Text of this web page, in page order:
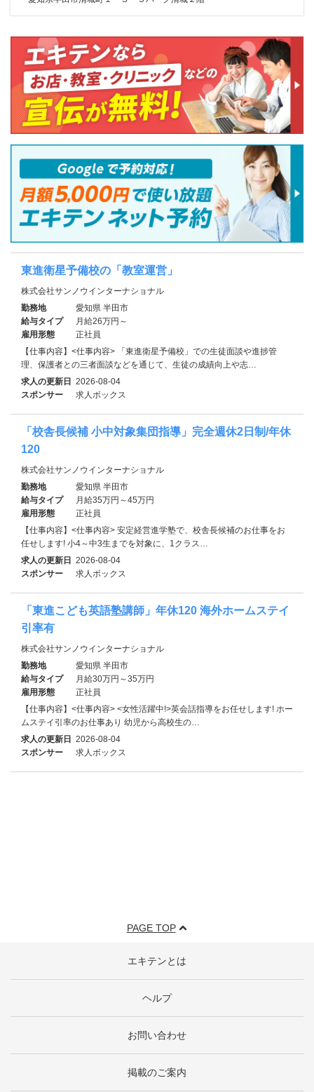
東進衛星予備校の「教室運営」
株式会社サンノウインターナショナル
勤務地
愛知県 半田市
給与タイプ
月給26万円～
雇用形態
正社員
【仕事内容】<仕事内容> 「東進衛星予備校」での生徒面談や進捗管
理、保護者との三者面談などを通じて、生徒の成績向上や志…
求人の更新日 2026-08-04
スポンサー
求人ボックス
「校舎長候補 小中対象集団指導」完全週休2日制/年休
120
株式会社サンノウインターナショナル
勤務地
愛知県 半田市
給与タイプ
月給35万円～45万円
雇用形態
正社員
【仕事内容】<仕事内容> 安定経営進学塾で、校舎長候補のお仕事をお
任せします! 小4～中3生までを対象に、1クラス…
求人の更新日 2026-08-04
スポンサー
求人ボックス
「東進こども英語塾講師」年休120 海外ホームステイ
引率有
株式会社サンノウインターナショナル
勤務地
愛知県 半田市
給与タイプ
月給30万円～35万円
雇用形態
正社員
【仕事内容】<仕事内容> <女性活躍中!>英会話指導をお任せします! ホー
ムステイ引率のお仕事あり 幼児から高校生の…
求人の更新日 2026-08-04
スポンサー
求人ボックス
PAGE TOP
エキテンとは
ヘルプ
お問い合わせ
掲載のご案内